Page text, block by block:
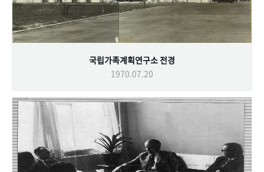
국립가족계획연구소 전경
1970.07.20